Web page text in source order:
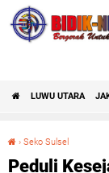
LUWU UTARA
› Seko Sulsel
Peduli